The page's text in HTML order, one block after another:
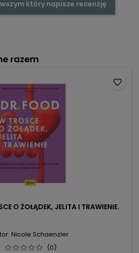
który napisze recenzję
razem
O ŻOŁĄDEK, JELITA I TRAWIENIE.
Nicole Schaenzler
(0)
favorite_border